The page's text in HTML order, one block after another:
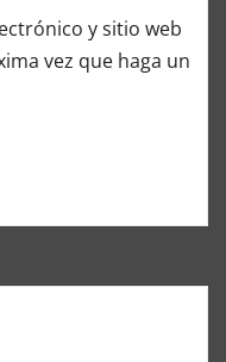
y sitio web
vez que haga un